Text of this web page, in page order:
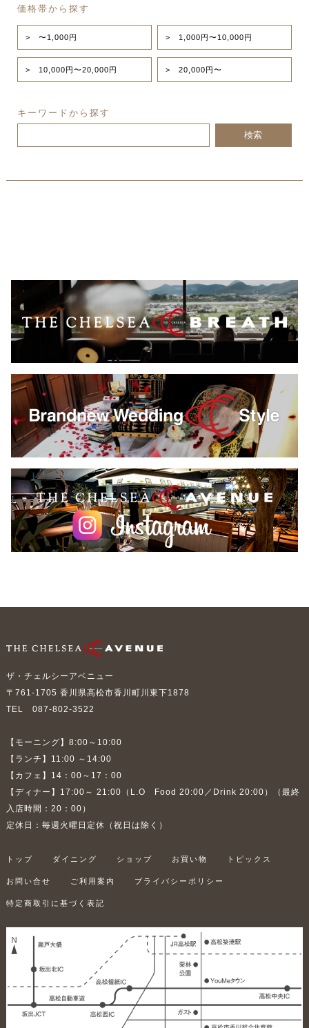
価格帯から探す
> 〜1,000円 > 1,000円〜10,000円
> 10,000円〜20,000円 > 20,000円〜
キーワードから探す
ザ・チェルシーアベニュー
〒761-1705 香川県高松市香川町川東下1878
TEL 087-802-3522
【モーニング】8:00～10:00
【ランチ】11:00 ～14:00
【カフェ】14：00～17：00
【ディナー】17:00～ 21:00（L.O Food 20:00／Drink 20:00）（最終
入店時間：20：00）
定休日：毎週火曜日定休（祝日は除く）
トップ ダイニング ショップ お買い物 トピックス
お問い合せ ご利用案内 プライバシーポリシー
特定商取引に基づく表記